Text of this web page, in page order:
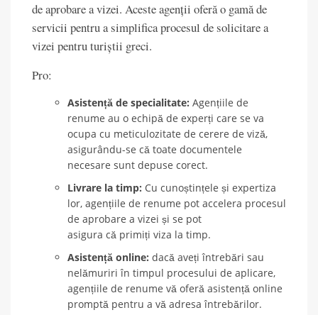
de aprobare a vizei. Aceste agenții oferă o gamă de
servicii pentru a simplifica procesul de solicitare a
vizei pentru turiștii greci.
Pro:
Asistență de specialitate: Agențiile de
renume au o echipă de experți care se va
ocupa cu meticulozitate de cerere de viză,
asigurându-se că toate documentele
necesare sunt depuse corect.
Livrare la timp: Cu cunoștințele și expertiza
lor, agențiile de renume pot accelera procesul
de aprobare a vizei și se pot
asigura că primiți viza la timp.
Asistență online: dacă aveți întrebări sau
nelămuriri în timpul procesului de aplicare,
agențiile de renume vă oferă asistență online
promptă pentru a vă adresa întrebărilor.